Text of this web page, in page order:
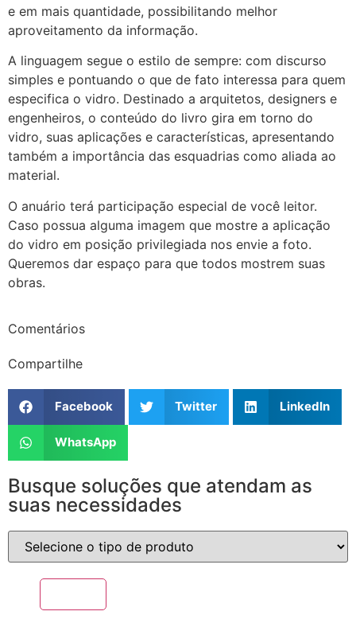
e em mais quantidade, possibilitando melhor
aproveitamento da informação.
A linguagem segue o estilo de sempre: com discurso
simples e pontuando o que de fato interessa para quem
especifica o vidro. Destinado a arquitetos, designers e
engenheiros, o conteúdo do livro gira em torno do
vidro, suas aplicações e características, apresentando
também a importância das esquadrias como aliada ao
material.
O anuário terá participação especial de você leitor.
Caso possua alguma imagem que mostre a aplicação
do vidro em posição privilegiada nos envie a foto.
Queremos dar espaço para que todos mostrem suas
obras.
Comentários
Compartilhe
Facebook Twitter LinkedIn
WhatsApp
Busque soluções que atendam as
suas necessidades